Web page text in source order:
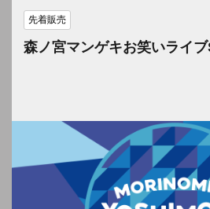
先着販売
森ノ宮マンゲキお笑いライ